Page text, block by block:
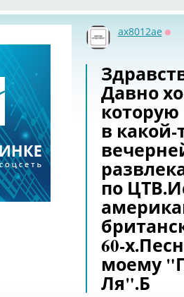
ax8012ae
Давно
которую
в какой-
по
60-
моему
Ля".Б